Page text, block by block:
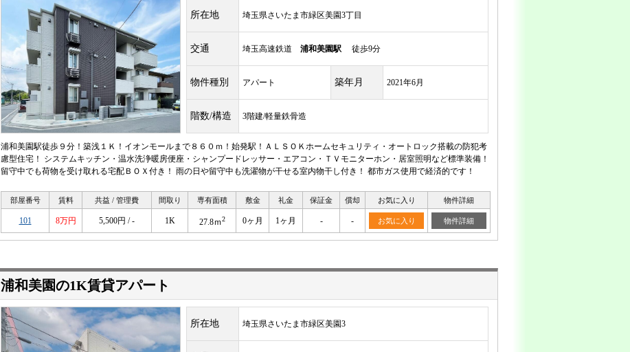
所在地 埼玉県さいたま市緑区美園3丁目
交通 埼玉高速鉄道 浦和美園駅 徒歩9分
物件種別 アパート 築年月 2021年6月
階数/構造 3階建/軽量鉄骨造
浦和美園駅徒歩９分！築浅１Ｋ！イオンモールまで８６０ｍ！始発駅！ＡＬＳＯＫホームセキュリティ・オートロック搭載の防犯考
慮型住宅！ システムキッチン・温水洗浄暖房便座・シャンプードレッサー・エアコン・ＴＶモニターホン・居室照明など標準装備！
留守中でも荷物を受け取れる宅配ＢＯＸ付き！ 雨の日や留守中も洗濯物が干せる室内物干し付き！ 都市ガス使用で経済的です！
部屋番号 賃料 共益 / 管理費 間取り 専有面積 敷金 礼金 保証金 償却 お気に入り 物件詳細
101 8万円 5,500円 / - 1K 27.8ｍ2 0ヶ月 1ヶ月 - - お気に入り 物件詳細
浦和美園の1K賃貸アパート
所在地 埼玉県さいたま市緑区美園3